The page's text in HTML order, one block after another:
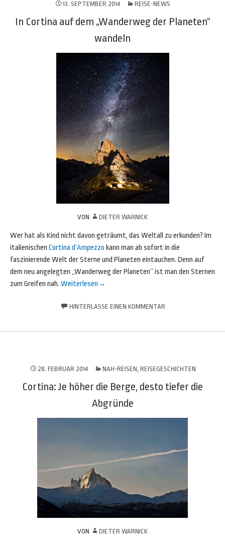
13. SEPTEMBER 2014 REISE-NEWS
In Cortina auf dem „Wanderweg der Planeten“
wandeln
VON DIETER WARNICK
Wer hat als Kind nicht davon geträumt, das Weltall zu erkunden? Im
italienischen Cortina d’Ampezzo kann man ab sofort in die
faszinierende Welt der Sterne und Planeten eintauchen. Denn auf
dem neu angelegten „Wanderweg der Planeten“ ist man den Sternen
zum Greifen nah. Weiterlesen →
HINTERLASSE EINEN KOMMENTAR
28. FEBRUAR 2014 NAH-REISEN, REISEGESCHICHTEN
Cortina: Je höher die Berge, desto tiefer die
Abgründe
VON DIETER WARNICK